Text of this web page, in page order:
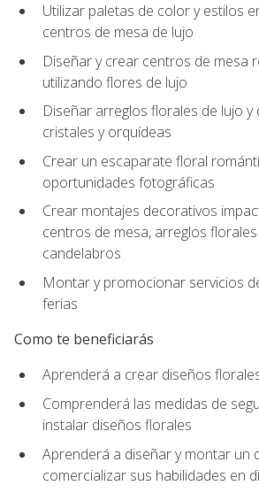
Utilizar paletas de color y estilos
centros de mesa de lujo
Diseñar y crear centros de mesa
utilizando flores de lujo
Diseñar arreglos florales de lujo
cristales y orquídeas
Crear un escaparate floral
oportunidades fotográficas
Crear montajes decorativos
centros de mesa, arreglos
candelabros
Montar y promocionar servicios
ferias
Como te beneficiarás
Aprenderá a crear diseños
Comprenderá las medidas de
instalar diseños florales
Aprenderá a diseñar y montar un
comercializar sus habilidades en